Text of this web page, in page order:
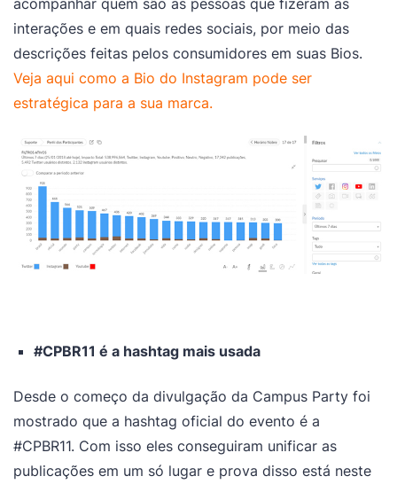
acompanhar quem são as pessoas que fizeram as
interações e em quais redes sociais, por meio das
descrições feitas pelos consumidores em suas Bios.
Veja aqui como a Bio do Instagram pode ser
estratégica para a sua marca.
#CPBR11 é a hashtag mais usada
Desde o começo da divulgação da Campus Party foi
mostrado que a hashtag oficial do evento é a
#CPBR11. Com isso eles conseguiram unificar as
publicações em um só lugar e prova disso está neste